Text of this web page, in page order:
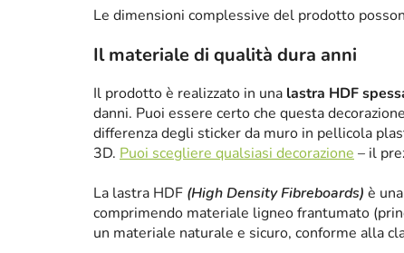
Le dimensioni complessive del prodotto
Il materiale di qualità dura anni
Il prodotto è realizzato in una lastra HDF
danni. Puoi essere certo che questa
differenza degli sticker da muro in pellicola
3D. Puoi scegliere qualsiasi decorazione – il
La lastra HDF (High Density Fibreboards) è
comprimendo materiale ligneo frantumato
un materiale naturale e sicuro, conforme alla